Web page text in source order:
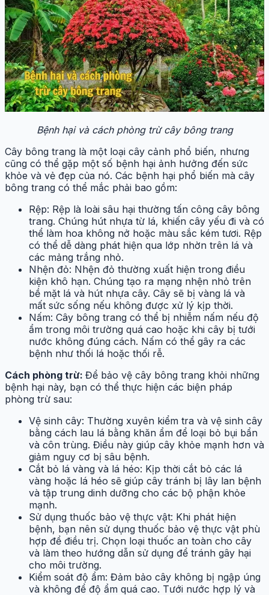
Bệnh hại và cách phòng trừ cây bông trang
Cây bông trang là một loại cây cảnh phổ biến, nhưng
cũng có thể gặp một số bệnh hại ảnh hưởng đến sức
khỏe và vẻ đẹp của nó. Các bệnh hại phổ biến mà cây
bông trang có thể mắc phải bao gồm:
Rệp: Rệp là loài sâu hại thường tấn công cây bông
trang. Chúng hút nhựa từ lá, khiến cây yếu đi và có
thể làm hoa không nở hoặc màu sắc kém tươi. Rệp
có thể dễ dàng phát hiện qua lớp nhờn trên lá và
các mảng trắng nhỏ.
Nhện đỏ: Nhện đỏ thường xuất hiện trong điều
kiện khô hạn. Chúng tạo ra mạng nhện nhỏ trên
bề mặt lá và hút nhựa cây. Cây sẽ bị vàng lá và
mất sức sống nếu không được xử lý kịp thời.
Nấm: Cây bông trang có thể bị nhiễm nấm nếu độ
ẩm trong môi trường quá cao hoặc khi cây bị tưới
nước không đúng cách. Nấm có thể gây ra các
bệnh như thối lá hoặc thối rễ.
Cách phòng trừ: Để bảo vệ cây bông trang khỏi những
bệnh hại này, bạn có thể thực hiện các biện pháp
phòng trừ sau:
Vệ sinh cây: Thường xuyên kiểm tra và vệ sinh cây
bằng cách lau lá bằng khăn ẩm để loại bỏ bụi bẩn
và côn trùng. Điều này giúp cây khỏe mạnh hơn và
giảm nguy cơ bị sâu bệnh.
Cắt bỏ lá vàng và lá héo: Kịp thời cắt bỏ các lá
vàng hoặc lá héo sẽ giúp cây tránh bị lây lan bệnh
và tập trung dinh dưỡng cho các bộ phận khỏe
mạnh.
Sử dụng thuốc bảo vệ thực vật: Khi phát hiện
bệnh, bạn nên sử dụng thuốc bảo vệ thực vật phù
hợp để điều trị. Chọn loại thuốc an toàn cho cây
và làm theo hướng dẫn sử dụng để tránh gây hại
cho môi trường.
Kiểm soát độ ẩm: Đảm bảo cây không bị ngập úng
và không để độ ẩm quá cao. Tưới nước hợp lý và